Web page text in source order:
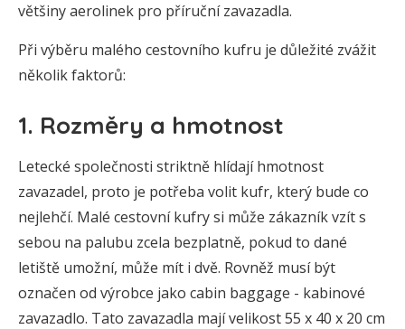
většiny aerolinek pro příruční zavazadla.
Při výběru malého cestovního kufru je důležité zvážit
několik faktorů:
1. Rozměry a hmotnost
Letecké společnosti striktně hlídají hmotnost
zavazadel, proto je potřeba volit kufr, který bude co
nejlehčí. Malé cestovní kufry si může zákazník vzít s
sebou na palubu zcela bezplatně, pokud to dané
letiště umožní, může mít i dvě. Rovněž musí být
označen od výrobce jako cabin baggage - kabinové
zavazadlo. Tato zavazadla mají velikost 55 x 40 x 20 cm